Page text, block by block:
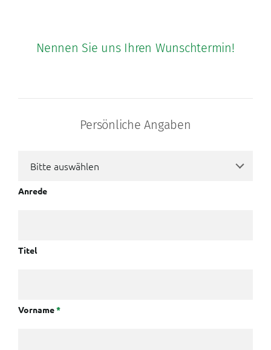
Nennen Sie uns Ihren Wunschtermin!
Persönliche Angaben
Anrede
Titel
Vorname*